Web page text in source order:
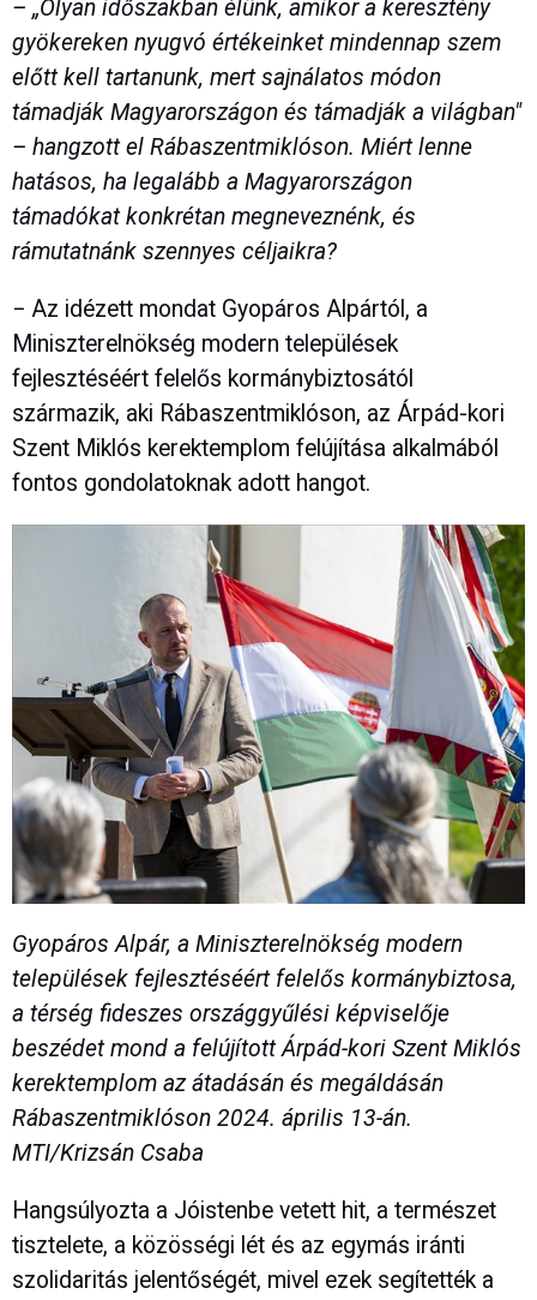
– „Olyan időszakban élünk, amikor a keresztény
gyökereken nyugvó értékeinket mindennap szem
előtt kell tartanunk, mert sajnálatos módon
támadják Magyarországon és támadják a világban"
– hangzott el Rábaszentmiklóson. Miért lenne
hatásos, ha legalább a Magyarországon
támadókat konkrétan megneveznénk, és
rámutatnánk szennyes céljaikra?
− Az idézett mondat Gyopáros Alpártól, a
Miniszterelnökség modern települések
fejlesztéséért felelős kormánybiztosától
származik, aki Rábaszentmiklóson, az Árpád-kori
Szent Miklós kerektemplom felújítása alkalmából
fontos gondolatoknak adott hangot.
Gyopáros Alpár, a Miniszterelnökség modern
települések fejlesztéséért felelős kormánybiztosa,
a térség fideszes országgyűlési képviselője
beszédet mond a felújított Árpád-kori Szent Miklós
kerektemplom az átadásán és megáldásán
Rábaszentmiklóson 2024. április 13-án.
MTI/Krizsán Csaba
Hangsúlyozta a Jóistenbe vetett hit, a természet
tisztelete, a közösségi lét és az egymás iránti
szolidaritás jelentőségét, mivel ezek segítették a